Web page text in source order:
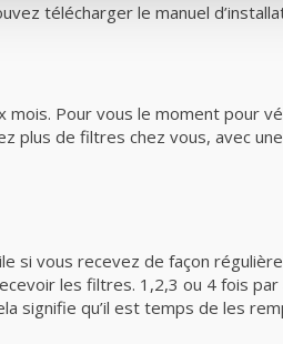
télécharger le manuel
Pour vous le moment pour
plus de filtres chez vous, avec
si vous recevez de façon
les filtres. 1,2,3 ou 4 fois
signifie qu’il est temps de les